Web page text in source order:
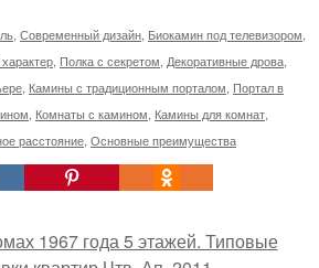
Современный дизайн Биокамин под телевизором
Полка с секретом Декоративные дрова
Камины с традиционным порталом Портал в
Комнаты с камином Камины для комнат
расстояние Основные преимущества